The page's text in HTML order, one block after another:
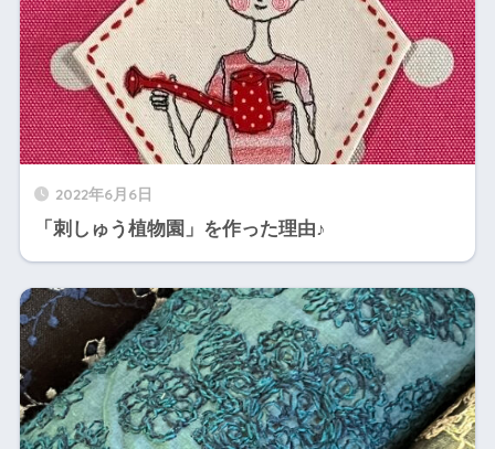
2022年6月6日
「刺しゅう植物園」を作った理由♪